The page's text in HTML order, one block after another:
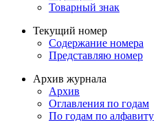
Товарный знак
Текущий номер
Содержание номера
Представляю номер
Архив журнала
Архив
Оглавления по годам
По годам по алфавиту